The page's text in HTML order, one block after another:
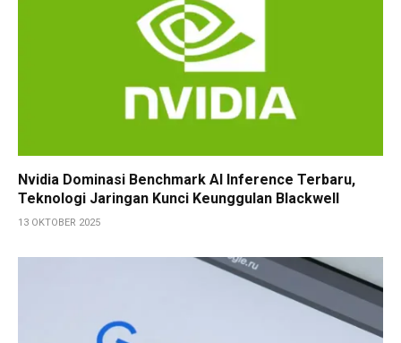
Nvidia Dominasi Benchmark AI Inference Terbaru,
Teknologi Jaringan Kunci Keunggulan Blackwell
13 OKTOBER 2025